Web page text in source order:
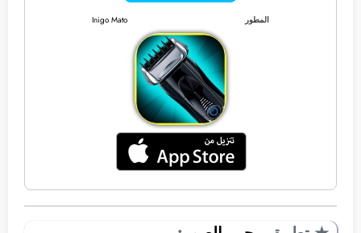
المطور Inigo Mato